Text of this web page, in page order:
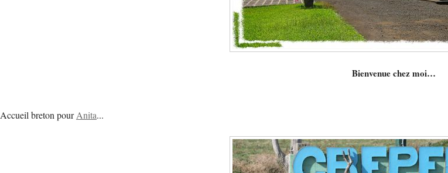
Bienvenue chez moi…
Accueil breton pourAnita...